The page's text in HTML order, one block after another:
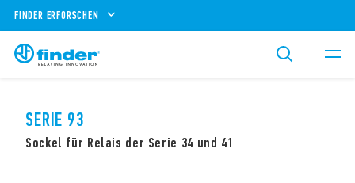
FINDER ERFORSCHEN
SERIE 93
Sockel für Relais der Serie 34 und 41